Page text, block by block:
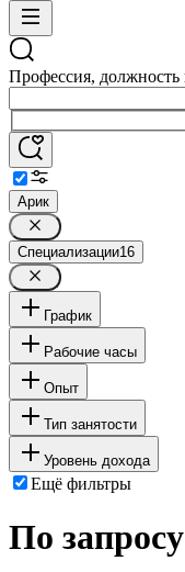
Профессия,
Арик
Специализации16
График
Рабочие часы
Опыт
Тип занятости
Уровень дохода
Ещё фильтры
По